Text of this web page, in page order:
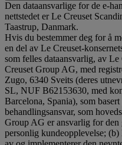
Den dataansvarlige for de e-
nettstedet er Le Creuset
Taastrup, Danmark.
Hvis du bestemmer deg for å
en del av Le Creuset-
som felles dataansvarlig, av
Creuset Group AG, med
Zugo, 6340 Sveits (deres
SL, NUF B62153630, med
Barcelona, Spania), som
behandlingsansvar, som
Group AG er ansvarlig for den
personlig kundeopplevelse;